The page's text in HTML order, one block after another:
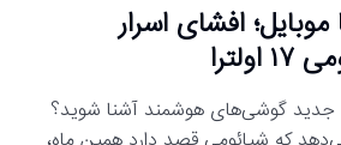
افشای اسرار
جدید گوشی‌های هوشمند آشنا شوید؟